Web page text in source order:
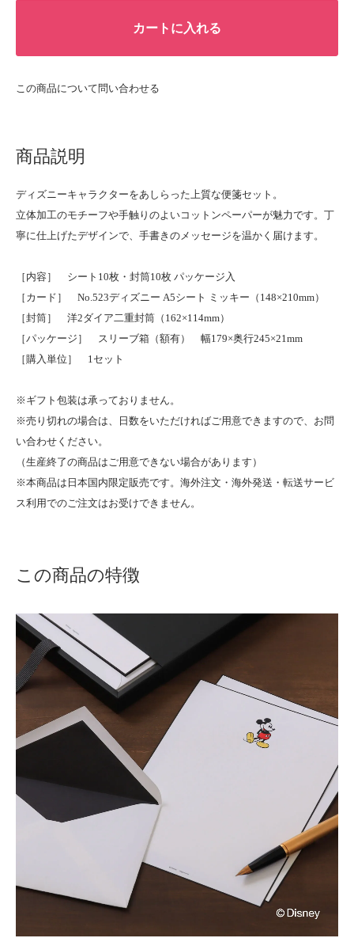
カートに入れる
この商品について問い合わせる
商品説明
ディズニーキャラクターをあしらった上質な便箋セット。
立体加工のモチーフや手触りのよいコットンペーパーが魅力です。丁
寧に仕上げたデザインで、手書きのメッセージを温かく届けます。
［内容］ シート10枚・封筒10枚 パッケージ入
［カード］ No.523ディズニー A5シート ミッキー（148×210mm）
［封筒］ 洋2ダイア二重封筒（162×114mm）
［パッケージ］ スリーブ箱（額有） 幅179×奥行245×21mm
［購入単位］ 1セット
※ギフト包装は承っておりません。
※売り切れの場合は、日数をいただければご用意できますので、お問
い合わせください。
（生産終了の商品はご用意できない場合があります）
※本商品は日本国内限定販売です。海外注文・海外発送・転送サービ
ス利用でのご注文はお受けできません。
この商品の特徴